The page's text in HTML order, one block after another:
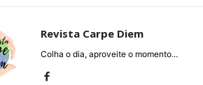
Revista Carpe Diem
Colha o dia, aproveite o momento...